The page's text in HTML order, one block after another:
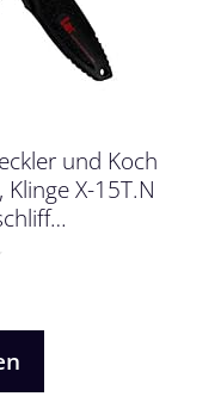
und Koch
X-15T.N